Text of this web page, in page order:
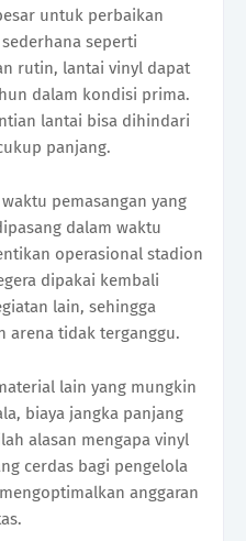
untuk perbaikan
seperti
rutin, lantai vinyl dapat
dalam kondisi prima.
lantai bisa dihindari
panjang.
pemasangan yang
dalam waktu
operasional stadion
dipakai kembali
lain, sehingga
arena tidak terganggu.
lain yang mungkin
biaya jangka panjang
alasan mengapa vinyl
cerdas bagi pengelola
anggaran